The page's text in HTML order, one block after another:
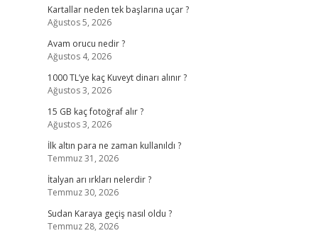
Kartallar neden tek başlarına uçar ?
Ağustos 5, 2026
Avam orucu nedir ?
Ağustos 4, 2026
1000 TL’ye kaç Kuveyt dinarı alınır ?
Ağustos 3, 2026
15 GB kaç fotoğraf alır ?
Ağustos 3, 2026
İlk altın para ne zaman kullanıldı ?
Temmuz 31, 2026
İtalyan arı ırkları nelerdir ?
Temmuz 30, 2026
Sudan Karaya geçiş nasıl oldu ?
Temmuz 28, 2026